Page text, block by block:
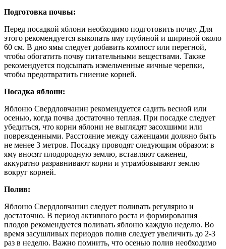
Подготовка почвы:
Перед посадкой яблони необходимо подготовить почву. Для
этого рекомендуется выкопать яму глубиной и шириной около
60 см. В дно ямы следует добавить компост или перегной,
чтобы обогатить почву питательными веществами. Также
рекомендуется подсыпать измельченные яичные черепки,
чтобы предотвратить гниение корней.
Посадка яблони:
Яблоню Свердловчанин рекомендуется садить весной или
осенью, когда почва достаточно теплая. При посадке следует
убедиться, что корни яблони не выглядят засохшими или
поврежденными. Расстояние между саженцами должно быть
не менее 3 метров. Посадку проводят следующим образом: в
яму вносят плодородную землю, вставляют саженец,
аккуратно разравнивают корни и утрамбовывают землю
вокруг корней.
Полив:
Яблоню Свердловчанин следует поливать регулярно и
достаточно. В период активного роста и формирования
плодов рекомендуется поливать яблоню каждую неделю. Во
время засушливых периодов полив следует увеличить до 2-3
раз в неделю. Важно помнить, что осенью полив необходимо